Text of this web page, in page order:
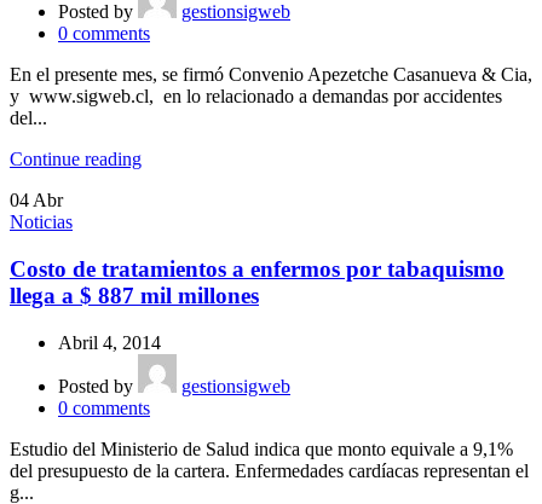
Posted by
gestionsigweb
0 comments
En el presente mes, se firmó Convenio Apezetche Casanueva & Cia,
y www.sigweb.cl, en lo relacionado a demandas por accidentes
del...
Continue reading
04Abr
Noticias
Costo de tratamientos a enfermos por tabaquismo
llega a $ 887 mil millones
Abril 4, 2014
Posted by
gestionsigweb
0 comments
Estudio del Ministerio de Salud indica que monto equivale a 9,1%
del presupuesto de la cartera. Enfermedades cardíacas representan el
g...